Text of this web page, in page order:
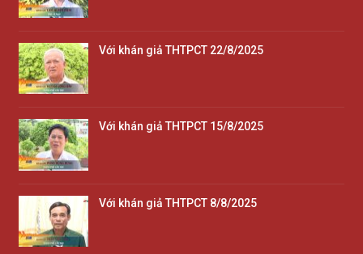
Với khán giả THTPCT 22/8/2025
Với khán giả THTPCT 15/8/2025
Với khán giả THTPCT 8/8/2025